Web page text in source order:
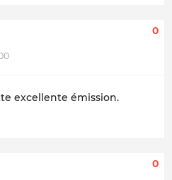
0
excellente émission.
0